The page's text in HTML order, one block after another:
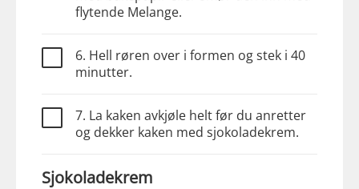
flytende Melange.
6. Hell røren over i formen og stek i 40
minutter.
7. La kaken avkjøle helt før du anretter
og dekker kaken med sjokoladekrem.
Sjokoladekrem